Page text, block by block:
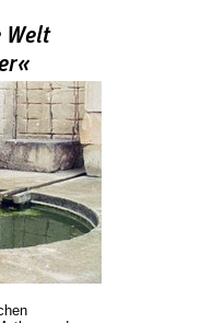
Welt